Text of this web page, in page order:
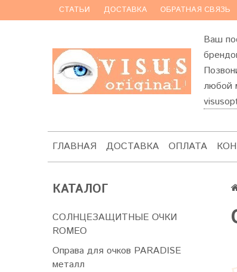
СТАТЬИ ДОСТАВКА ОБРАТНАЯ СВЯЗЬ
Ваш
любой
ГЛАВНАЯ ДОСТАВКА ОПЛАТА
КАТАЛОГ
СОЛНЦЕЗАЩИТНЫЕ ОЧКИ
ROMEO
Оправа для очков PARADISE
металл